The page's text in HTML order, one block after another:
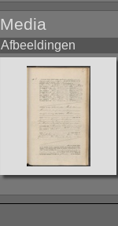
Media
Afbeeldingen